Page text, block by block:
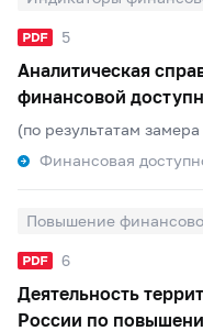
5
Аналитическая
финансовой
(по результатам
Финансовая
6
Деятельность
России по